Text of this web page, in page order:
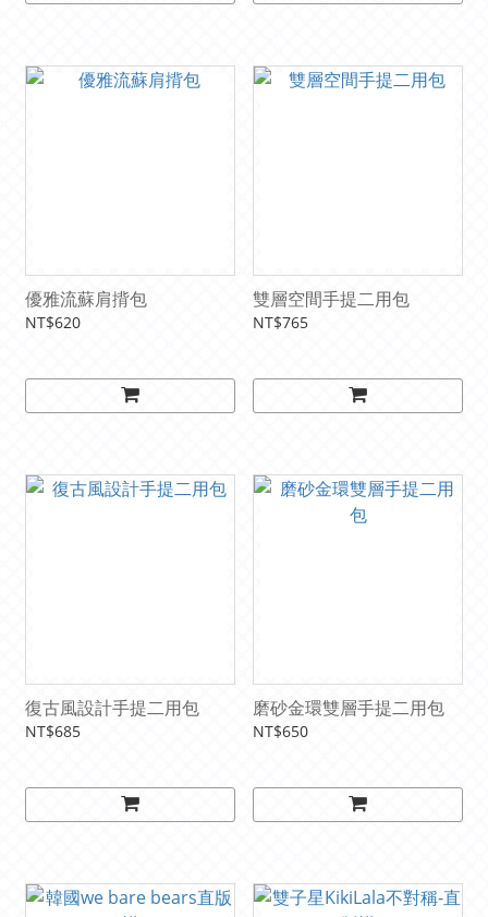
優雅流蘇肩揹包
NT$620
雙層空間手提二用包
NT$765
復古風設計手提二用包
NT$685
磨砂金環雙層手提二用包
NT$650